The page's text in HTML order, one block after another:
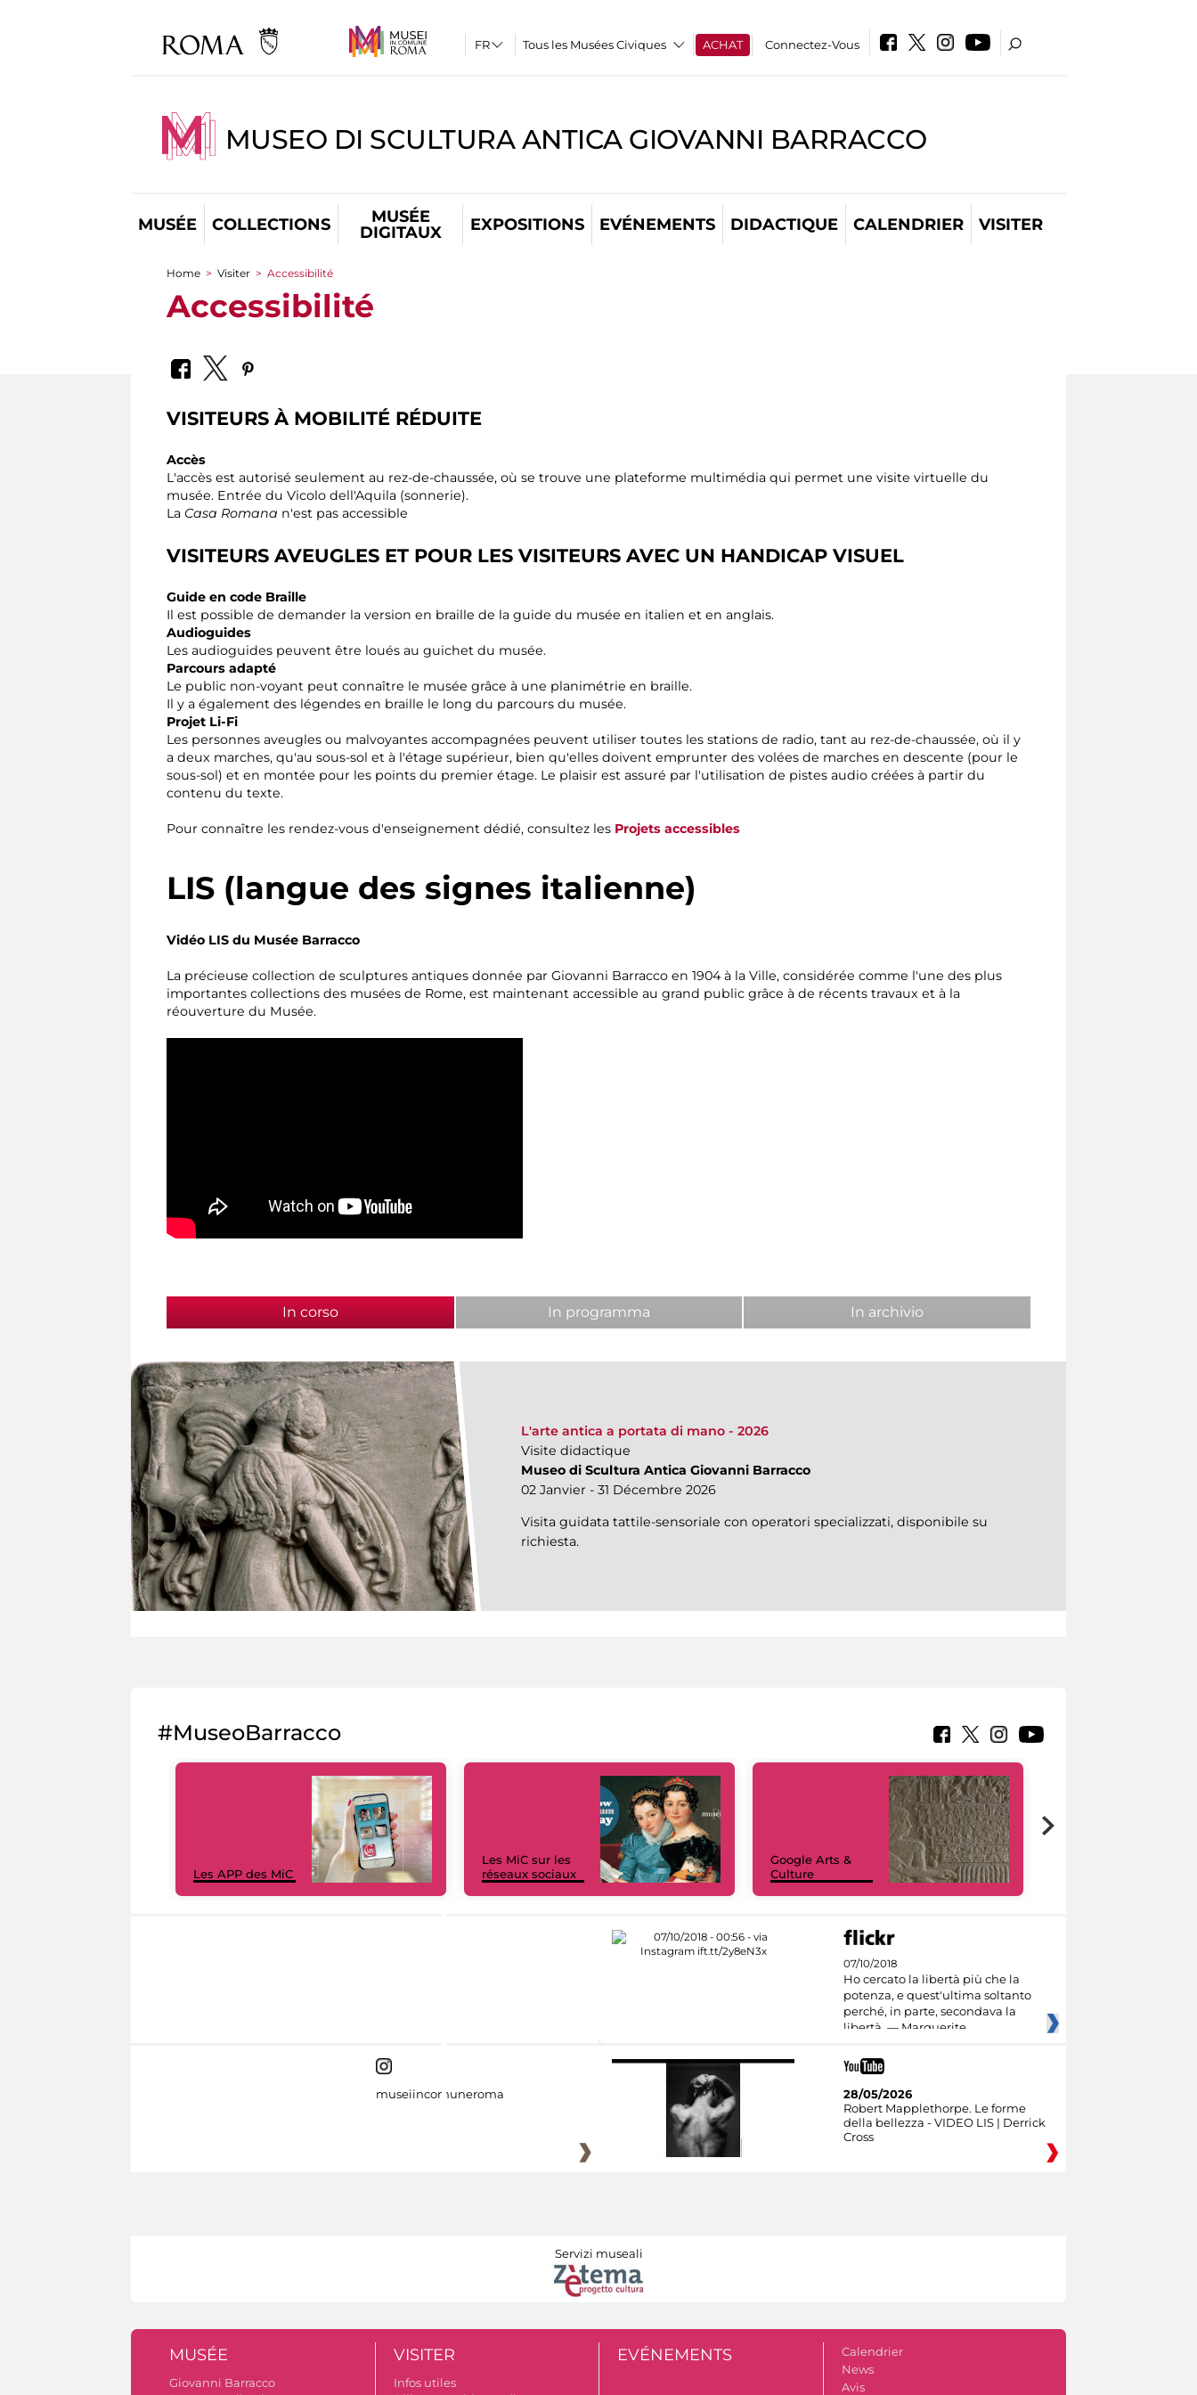
Tous les Musées Civiques ACHAT Connectez-Vous
MUSEO DI SCULTURA ANTICA GIOVANNI BARRACCO
MUSÉE COLLECTIONS
MUSÉE
DIGITAUX
EXPOSITIONS EVÉNEMENTS DIDACTIQUE CALENDRIER VISITER
You are here
Home > Visiter > Accessibilité
Accessibilité
VISITEURS À MOBILITÉ RÉDUITE
Accès
L'accès est autorisé seulement au rez-de-chaussée, où se trouve une plateforme multimédia qui permet une visite virtuelle du
musée. Entrée du Vicolo dell'Aquila (sonnerie).
La Casa Romana n'est pas accessible
VISITEURS AVEUGLES ET POUR LES VISITEURS AVEC UN HANDICAP VISUEL
Guide en code Braille
Il est possible de demander la version en braille de la guide du musée en italien et en anglais.
Audioguides
Les audioguides peuvent être loués au guichet du musée.
Parcours adapté
Le public non-voyant peut connaître le musée grâce à une planimétrie en braille.
Il y a également des légendes en braille le long du parcours du musée.
Projet Li-Fi
Les personnes aveugles ou malvoyantes accompagnées peuvent utiliser toutes les stations de radio, tant au rez-de-chaussée, où il y
a deux marches, qu'au sous-sol et à l'étage supérieur, bien qu'elles doivent emprunter des volées de marches en descente (pour le
sous-sol) et en montée pour les points du premier étage. Le plaisir est assuré par l'utilisation de pistes audio créées à partir du
contenu du texte.
Pour connaître les rendez-vous d'enseignement dédié, consultez les Projets accessibles
LIS (langue des signes italienne)
Vidéo LIS du Musée Barracco
La précieuse collection de sculptures antiques donnée par Giovanni Barracco en 1904 à la Ville, considérée comme l'une des plus
importantes collections des musées de Rome, est maintenant accessible au grand public grâce à de récents travaux et à la
réouverture du Musée.
In corso In programma In archivio
L'arte antica a portata di mano - 2026
Visite didactique
Museo di Scultura Antica Giovanni Barracco
02 Janvier - 31 Décembre 2026
Visita guidata tattile-sensoriale con operatori specializzati, disponibile su
richiesta.
#MuseoBarracco
Les APP des MiC
Les MiC sur les
réseaux sociaux
Google Arts &
Culture
07/10/2018
Ho cercato la libertà più che la
potenza, e quest'ultima soltanto
perché, in parte, secondava la
libertà. — Marguerite
museiincomuneroma
28/05/2026
Robert Mapplethorpe. Le forme
della bellezza - VIDEO LIS | Derrick
Cross
Servizi museali
MUSÉE
Giovanni Barracco
VISITER
Infos utiles
EVÉNEMENTS
Calendrier
News
Avis